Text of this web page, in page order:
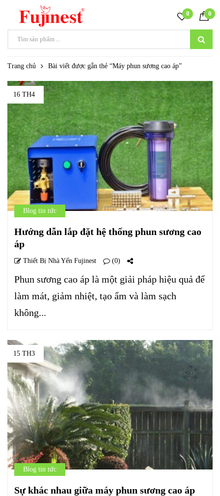
0 0
Trang chủ Bài viết được gắn thẻ “Máy phun sương cao áp”
16 TH4
Blog tin tức
Hướng dẫn lắp đặt hệ thống phun sương cao
áp
Thiết Bị Nhà Yến Fujinest (0)
Phun sương cao áp là một giải pháp hiệu quả để
làm mát, giảm nhiệt, tạo ẩm và làm sạch
không...
15 TH3
Blog tin tức
Sự khác nhau giữa máy phun sương cao áp